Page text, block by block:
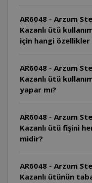
AR6048 - Arzum
Kazanlı ütü
için hangi özellikler
AR6048 - Arzum
Kazanlı ütü
yapar mı?
AR6048 - Arzum Steamart Plus Buhar
Kazanlı ütü fişini
midir?
AR6048 - Arzum
Kazanlı ütünün